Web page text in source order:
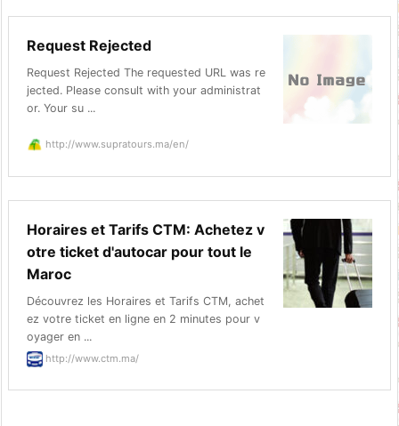
Request Rejected
Request Rejected The requested URL was re
jected. Please consult with your administrat
or. Your su ...
http://www.supratours.ma/en/
Horaires et Tarifs CTM: Achetez v
otre ticket d'autocar pour tout le
Maroc
Découvrez les Horaires et Tarifs CTM, achet
ez votre ticket en ligne en 2 minutes pour v
oyager en ...
http://www.ctm.ma/